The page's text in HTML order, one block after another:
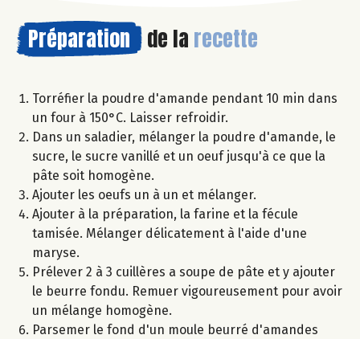
Préparation de la recette
Torréfier la poudre d'amande pendant 10 min dans
un four à 150°C. Laisser refroidir.
Dans un saladier, mélanger la poudre d'amande, le
sucre, le sucre vanillé et un oeuf jusqu'à ce que la
pâte soit homogène.
Ajouter les oeufs un à un et mélanger.
Ajouter à la préparation, la farine et la fécule
tamisée. Mélanger délicatement à l'aide d'une
maryse.
Prélever 2 à 3 cuillères a soupe de pâte et y ajouter
le beurre fondu. Remuer vigoureusement pour avoir
un mélange homogène.
Parsemer le fond d'un moule beurré d'amandes